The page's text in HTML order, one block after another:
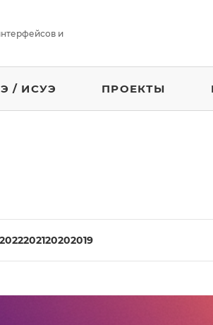
и
/ ИСУЭ ПРОЕКТЫ
2022202120202019